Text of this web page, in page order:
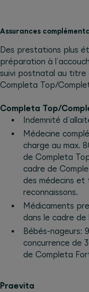
Assurances
Des prestations plus
préparation à
suivi postnatal au titre
Completa Top/
Completa Top/
Indemnité
Médecine
charge au max.
de Completa
cadre de
des médecins et
reconnaissons.
Médicaments
dans le cadre de
Bébés-nageurs:
concurrence de
de Completa
Praevita